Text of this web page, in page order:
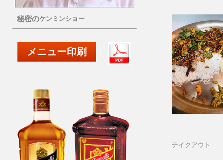
秘密のケンミンショー
メニュー印刷
テイクアウト